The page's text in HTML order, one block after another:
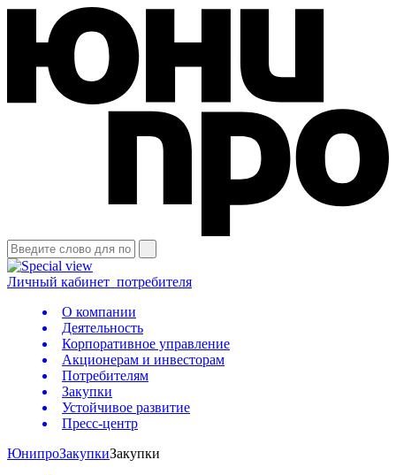
Личный кабинет потребителя
О компании
Деятельность
Корпоративное управление
Акционерам и инвесторам
Потребителям
Закупки
Устойчивое развитие
Пресс-центр
ЮнипроЗакупкиЗакупки